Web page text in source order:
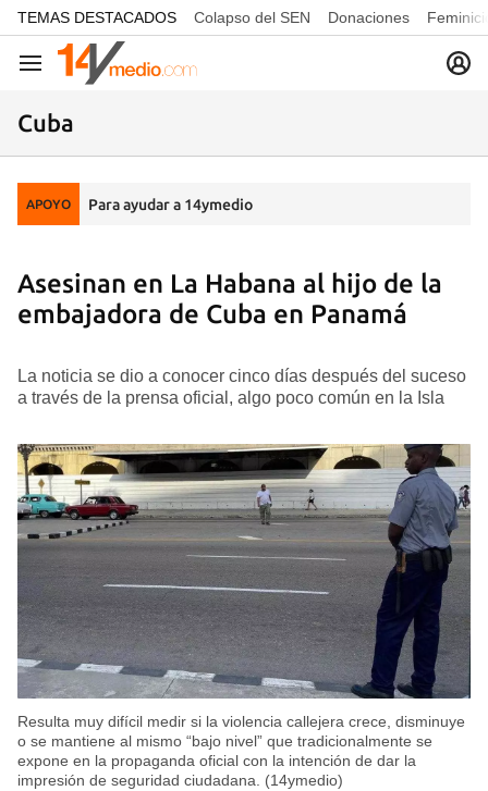
common.go-to-content
TEMAS DESTACADOS Colapso del SEN Donaciones
Navegación
Cuba
APOYO Para ayudar a 14ymedio
Asesinan en La Habana al hijo de la
embajadora de Cuba en Panamá
La noticia se dio a conocer cinco días después del suceso
a través de la prensa oficial, algo poco común en la Isla
Resulta muy difícil medir si la violencia callejera crece, disminuye
o se mantiene al mismo “bajo nivel” que tradicionalmente se
expone en la propaganda oficial con la intención de dar la
impresión de seguridad ciudadana. (14ymedio)